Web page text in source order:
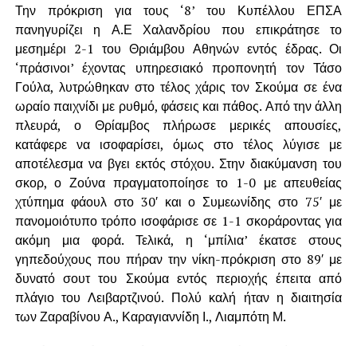
Την πρόκριση για τους ‘8’ του Κυπέλλου ΕΠΣΑ
πανηγυρίζει η Α.Ε Χαλανδρίου που επικράτησε το
μεσημέρι 2-1 του Θριάμβου Αθηνών εντός έδρας. Οι
‘πράσινοι’ έχοντας υπηρεσιακό προπονητή τον Τάσο
Γούλα, λυτρώθηκαν στο τέλος χάρις τον Σκούμα σε ένα
ωραίο παιχνίδι με ρυθμό, φάσεις και πάθος. Από την άλλη
πλευρά, ο Θρίαμβος πλήρωσε μερικές απουσίες,
κατάφερε να ισοφαρίσει, όμως στο τέλος λύγισε με
αποτέλεσμα να βγει εκτός στόχου. Στην διακύμανση του
σκορ, ο Ζούνα πραγματοποίησε το 1-0 με απευθείας
χτύπημα φάουλ στο 30′ και ο Συμεωνίδης στο 75′ με
πανομοιότυπο τρόπο ισοφάρισε σε 1-1 σκοράροντας για
ακόμη μια φορά. Τελικά, η ‘μπίλια’ έκατσε στους
γηπεδούχους που πήραν την νίκη-πρόκριση στο 89′ με
δυνατό σουτ του Σκούμα εντός περιοχής έπειτα από
πλάγιο του Λειβαρτζινού. Πολύ καλή ήταν η διαιτησία
των Ζαραβίνου Α., Καραγιαννίδη Ι., Λιαμπότη Μ.